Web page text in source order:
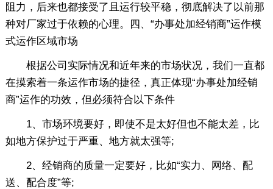
阻力，后来也都接受了且运行较平稳，彻底解决了以前那
种对厂家过于依赖的心理。四、“办事处加经销商”运作模
式运作区域市场
根据公司实际情况和近年来的市场状况，我们一直都
在摸索着一条运作市场的捷径，真正体现“办事处加经销
商”运作的功效，但必须符合以下条件
1、市场环境要好，即使不是太好但也不能太差，比
如地方保护过于严重、地方就太强等;
2、经销商的质量一定要好，比如“实力、网络、配
送、配合度”等;